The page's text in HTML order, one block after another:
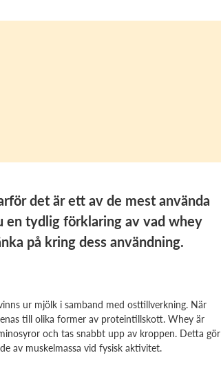
det är ett av de mest använda
en tydlig förklaring av vad whey
på kring dess användning.
ur mjölk i samband med osttillverkning. När
till olika former av proteintillskott. Whey är
och tas snabbt upp av kroppen. Detta gör
av muskelmassa vid fysisk aktivitet.